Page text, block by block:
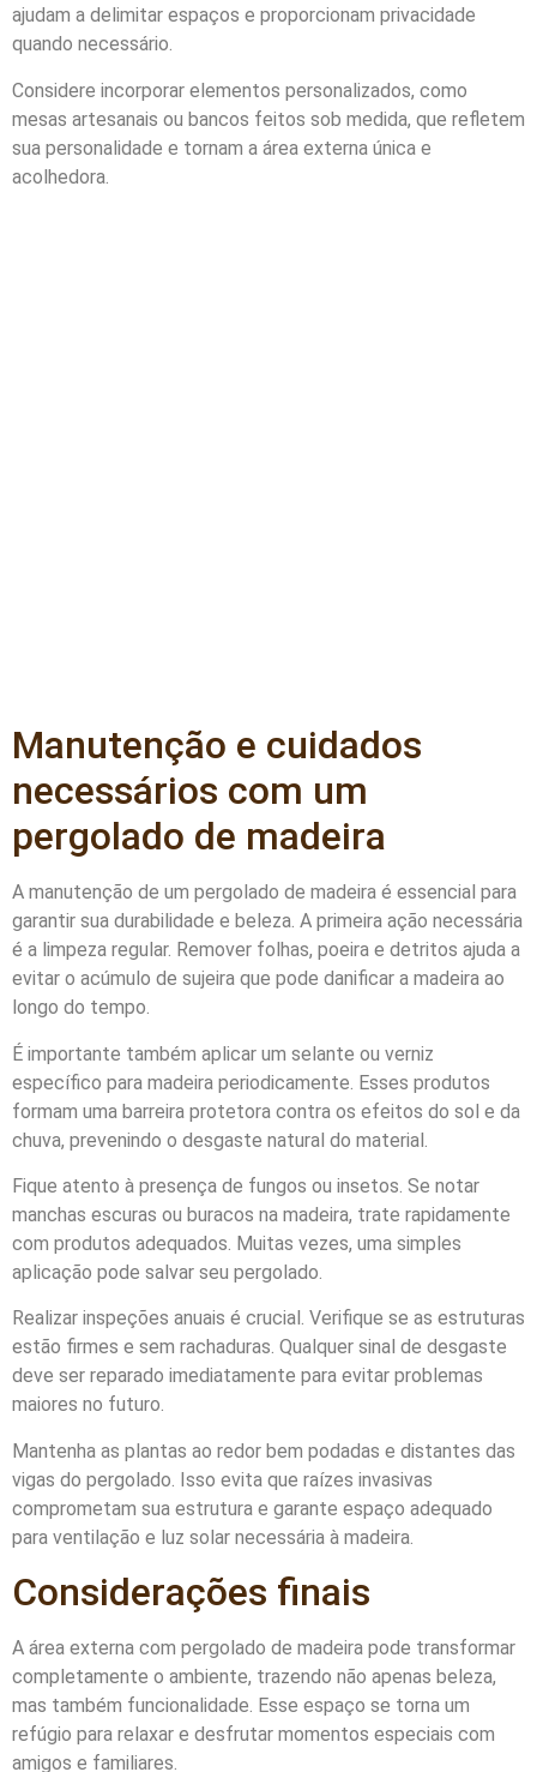
ajudam a delimitar espaços e proporcionam privacidade
quando necessário.
Considere incorporar elementos personalizados, como
mesas artesanais ou bancos feitos sob medida, que refletem
sua personalidade e tornam a área externa única e
acolhedora.
Manutenção e cuidados
necessários com um
pergolado de madeira
A manutenção de um pergolado de madeira é essencial para
garantir sua durabilidade e beleza. A primeira ação necessária
é a limpeza regular. Remover folhas, poeira e detritos ajuda a
evitar o acúmulo de sujeira que pode danificar a madeira ao
longo do tempo.
É importante também aplicar um selante ou verniz
específico para madeira periodicamente. Esses produtos
formam uma barreira protetora contra os efeitos do sol e da
chuva, prevenindo o desgaste natural do material.
Fique atento à presença de fungos ou insetos. Se notar
manchas escuras ou buracos na madeira, trate rapidamente
com produtos adequados. Muitas vezes, uma simples
aplicação pode salvar seu pergolado.
Realizar inspeções anuais é crucial. Verifique se as estruturas
estão firmes e sem rachaduras. Qualquer sinal de desgaste
deve ser reparado imediatamente para evitar problemas
maiores no futuro.
Mantenha as plantas ao redor bem podadas e distantes das
vigas do pergolado. Isso evita que raízes invasivas
comprometam sua estrutura e garante espaço adequado
para ventilação e luz solar necessária à madeira.
Considerações finais
A área externa com pergolado de madeira pode transformar
completamente o ambiente, trazendo não apenas beleza,
mas também funcionalidade. Esse espaço se torna um
refúgio para relaxar e desfrutar momentos especiais com
amigos e familiares.